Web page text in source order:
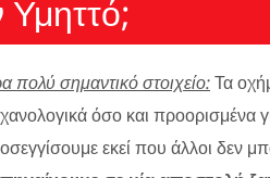
πολύ σημαντικό στοιχείο:Τα
όσο και προορισμένα
εκεί που άλλοι δεν